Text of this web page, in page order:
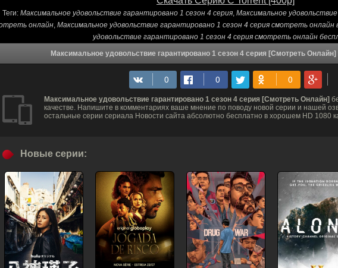
Теги: Максимальное удовольствие гарантировано 1 сезон 4 серия, Максимальное
онлайн, Максимальное удовольствие гарантировано 1 сезон 4 серия смотреть онлайн
удовольствие гарантировано 1 сезон 4 серия смотреть онлайн
Максимальное удовольствие гарантировано 1 сезон 4 серия [Смотреть
Максимальное удовольствие гарантировано 1 сезон 4 серия [Смотреть Онлайн]
качестве. Напишите в комментариях ваше мнение по поводу новой серии и нашей
остальные серии сериала Новости сайта абсолютно бесплатно в хорошем HD 1080
Новые серии: